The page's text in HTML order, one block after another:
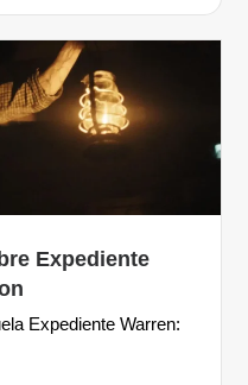
Expediente
Expediente Warren: